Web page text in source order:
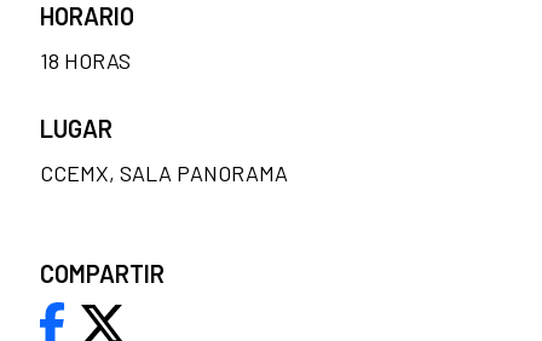
HORARIO
18 HORAS
LUGAR
CCEMX, SALA PANORAMA
COMPARTIR